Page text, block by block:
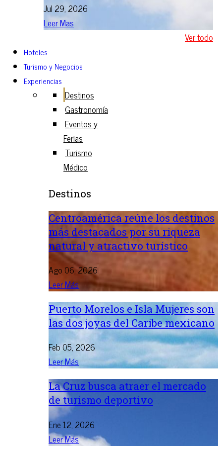
Jul 29, 2026
Leer Mas
Ver todo
Hoteles
Turismo y Negocios
Experiencias
Destinos
Gastronomía
Eventos y
Ferias
Turismo
Médico
Destinos
Centroamérica reúne los destinos
más destacados por su riqueza
natural y atractivo turístico
Ago 06, 2026
Leer Más
Puerto Morelos e Isla Mujeres son
las dos joyas del Caribe mexicano
Feb 05, 2026
Leer Más
La Cruz busca atraer el mercado
de turismo deportivo
Ene 12, 2026
Leer Más